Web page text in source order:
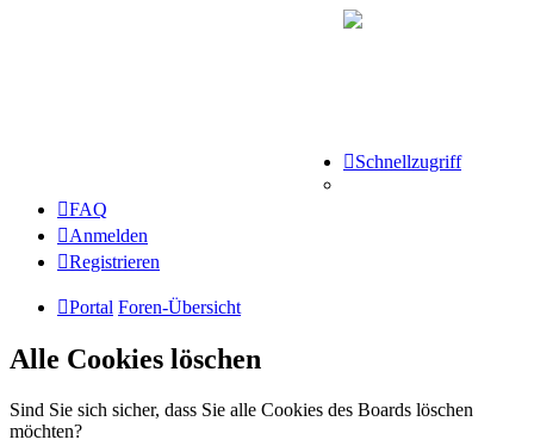
Schnellzugriff
FAQ
Anmelden
Registrieren
Portal Foren-Übersicht
Alle Cookies löschen
Sind Sie sich sicher, dass Sie alle Cookies des Boards löschen
möchten?